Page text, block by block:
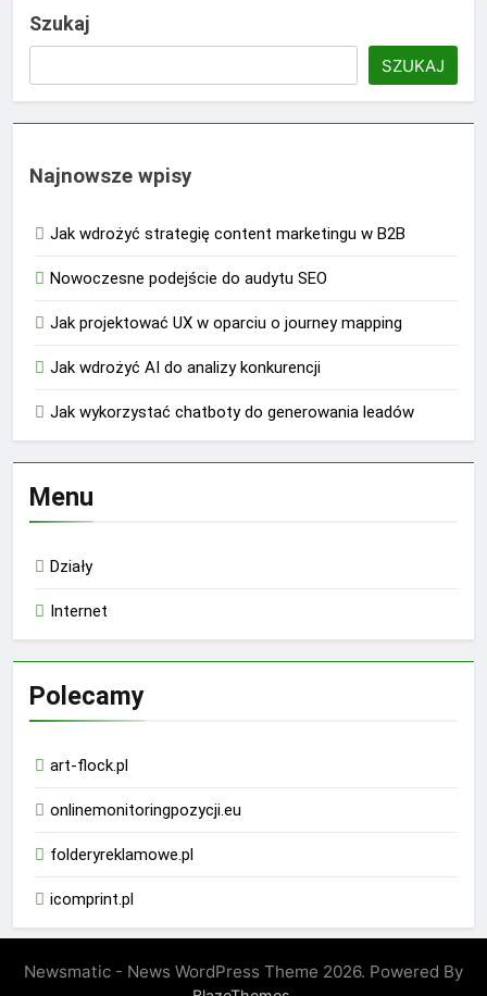
Szukaj
SZUKAJ
Najnowsze wpisy
Jak wdrożyć strategię content marketingu w B2B
Nowoczesne podejście do audytu SEO
Jak projektować UX w oparciu o journey mapping
Jak wdrożyć AI do analizy konkurencji
Jak wykorzystać chatboty do generowania leadów
Menu
Działy
Internet
Polecamy
art-flock.pl
onlinemonitoringpozycji.eu
folderyreklamowe.pl
icomprint.pl
Newsmatic - News WordPress Theme 2026. Powered By